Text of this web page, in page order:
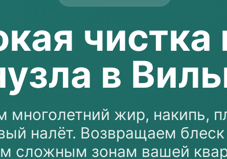
чистка
в
многолетний жир, накипь,
налёт. Возвращаем блеск
сложным зонам вашей